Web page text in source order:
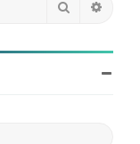
Rechercher